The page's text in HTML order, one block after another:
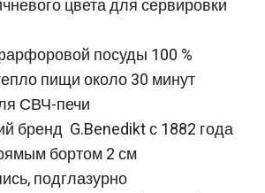
цвета для сервировки
посуды 100 %
пищи около 30 минут
СВЧ-печи
бренд G.Benedikt с 1882 года
бортом 2 см
подглазурно